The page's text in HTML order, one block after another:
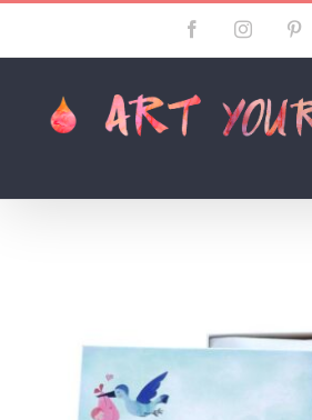
FacebookInstagram